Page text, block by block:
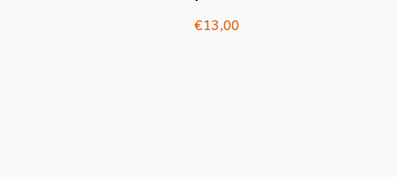
€13,00